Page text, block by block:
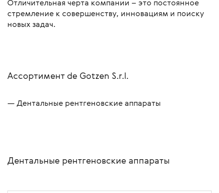
Отличительная черта компании – это постоянное
стремление к совершенству, инновациям и поиску
новых задач.
Ассортимент de Gotzen S.r.l.
Дентальные рентгеновские аппараты
Дентальные рентгеновские аппараты